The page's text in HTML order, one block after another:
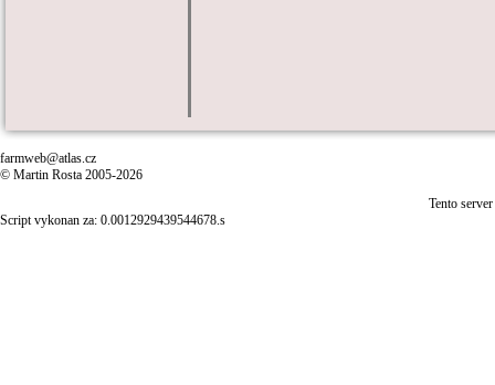
farmweb@atlas.cz
© Martin Rosta 2005-2026
Tento
Script vykonan za: 0.0012929439544678.s